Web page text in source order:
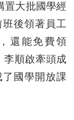
大批國學經
後領著員工
還能免費領
李順啟牽頭成
國學開放課